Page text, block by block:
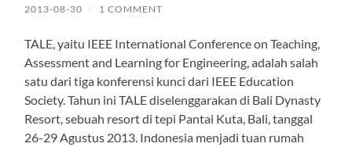
2013-08-30 / 1 COMMENT
TALE, yaitu IEEE International Conference on Teaching,
Assessment and Learning for Engineering, adalah salah
satu dari tiga konferensi kunci dari IEEE Education
Society. Tahun ini TALE diselenggarakan di Bali Dynasty
Resort, sebuah resort di tepi Pantai Kuta, Bali, tanggal
26-29 Agustus 2013. Indonesia menjadi tuan rumah